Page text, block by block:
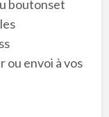
boutonset
ou envoi à vos